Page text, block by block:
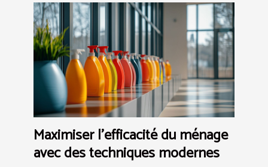
Maximiser l'efficacité du ménage
avec des techniques modernes